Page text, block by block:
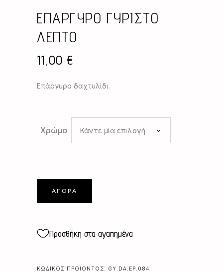
ΕΠΑΡΓΥΡΟ ΓΥΡΙΣΤΟ
ΛΕΠΤΟ
11,00 €
Επάργυρο δαχτυλίδι.
Χρώμα Κάντε μία επιλογή
ΑΓΟΡΆ
Προσθήκη στα αγαπημένα
ΚΩΔΙΚΌΣ ΠΡΟΪΌΝΤΟΣ: GY.DA.EP.084